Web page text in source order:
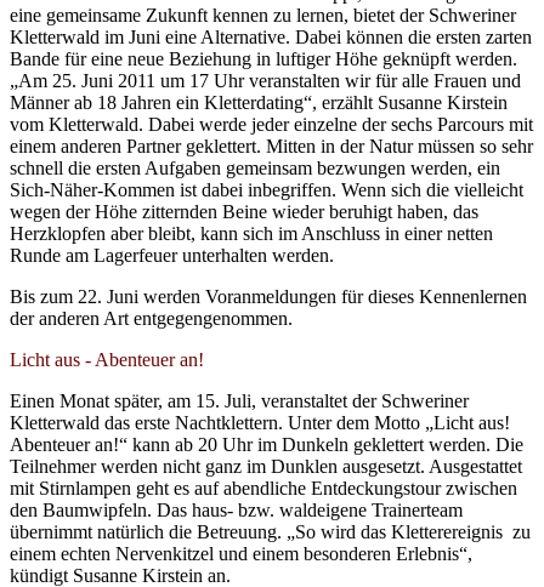
eine gemeinsame Zukunft kennen zu lernen, bietet der Schweriner
Kletterwald im Juni eine Alternative. Dabei können die ersten zarten
Bande für eine neue Beziehung in luftiger Höhe geknüpft werden.
„Am 25. Juni 2011 um 17 Uhr veranstalten wir für alle Frauen und
Männer ab 18 Jahren ein Kletterdating“, erzählt Susanne Kirstein
vom Kletterwald. Dabei werde jeder einzelne der sechs Parcours mit
einem anderen Partner geklettert. Mitten in der Natur müssen so sehr
schnell die ersten Aufgaben gemeinsam bezwungen werden, ein
Sich-Näher-Kommen ist dabei inbegriffen. Wenn sich die vielleicht
wegen der Höhe zitternden Beine wieder beruhigt haben, das
Herzklopfen aber bleibt, kann sich im Anschluss in einer netten
Runde am Lagerfeuer unterhalten werden.
Bis zum 22. Juni werden Voranmeldungen für dieses Kennenlernen
der anderen Art entgegengenommen.
Licht aus - Abenteuer an!
Einen Monat später, am 15. Juli, veranstaltet der Schweriner
Kletterwald das erste Nachtklettern. Unter dem Motto „Licht aus!
Abenteuer an!“ kann ab 20 Uhr im Dunkeln geklettert werden. Die
Teilnehmer werden nicht ganz im Dunklen ausgesetzt. Ausgestattet
mit Stirnlampen geht es auf abendliche Entdeckungstour zwischen
den Baumwipfeln. Das haus- bzw. waldeigene Trainerteam
übernimmt natürlich die Betreuung. „So wird das Kletterereignis zu
einem echten Nervenkitzel und einem besonderen Erlebnis“,
kündigt Susanne Kirstein an.